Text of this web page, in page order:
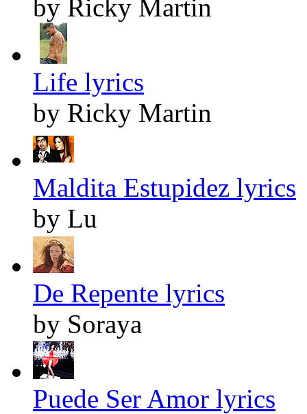
by Ricky Martin
Life lyrics
by Ricky Martin
Maldita Estupidez lyrics
by Lu
De Repente lyrics
by Soraya
Puede Ser Amor lyrics